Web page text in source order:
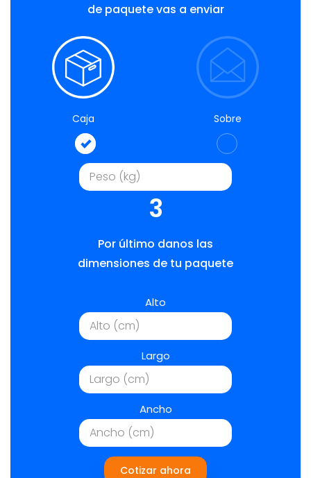
de paquete vas a enviar
Caja Sobre
3
Por último danos las
dimensiones de tu paquete
Alto
Largo
Ancho
Cotizar ahora